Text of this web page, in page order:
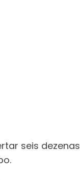
seis dezenas